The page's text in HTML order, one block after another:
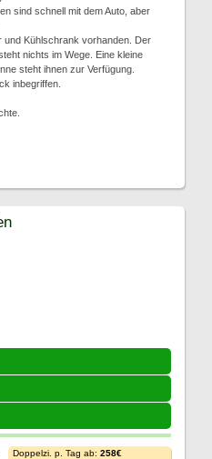
sind schnell mit dem Auto, aber
und Kühlschrank vorhanden. Der
nichts im Wege. Eine kleine
steht ihnen zur Verfügung.
inbegriffen.
Doppelzi. p. Tag ab: 258€